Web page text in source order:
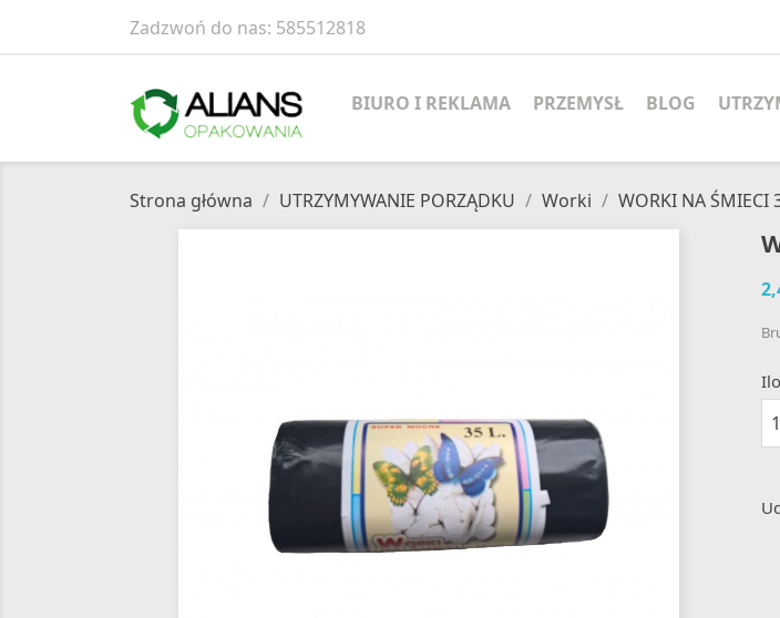
Zadzwoń do nas: 585512818
BIURO I REKLAMA PRZEMYSŁ BLOG
Strona główna UTRZYMYWANIE PORZĄDKU Worki WORKI NA ŚMIECI